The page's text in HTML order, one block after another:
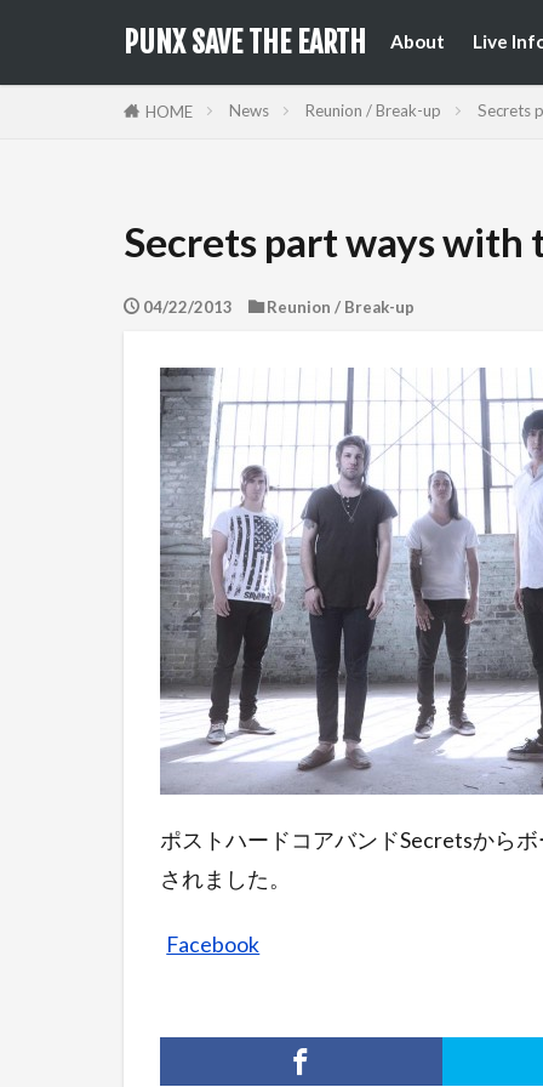
PUNX SAVE THE EARTH About Live
HOME News Reunion / Break-up Secrets
Secrets part ways with
04/22/2013 Reunion / Break-up
ポストハードコアバンドSecretsから
されました。
Facebook